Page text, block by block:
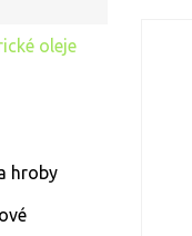
oleje
hroby